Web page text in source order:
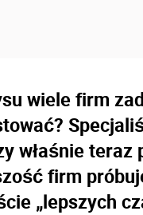
wiele firm
właśnie
firm
„lepszych